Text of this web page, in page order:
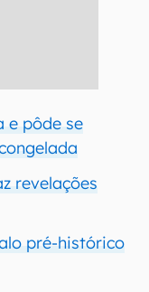
e pôde se
revelações
pré-histórico